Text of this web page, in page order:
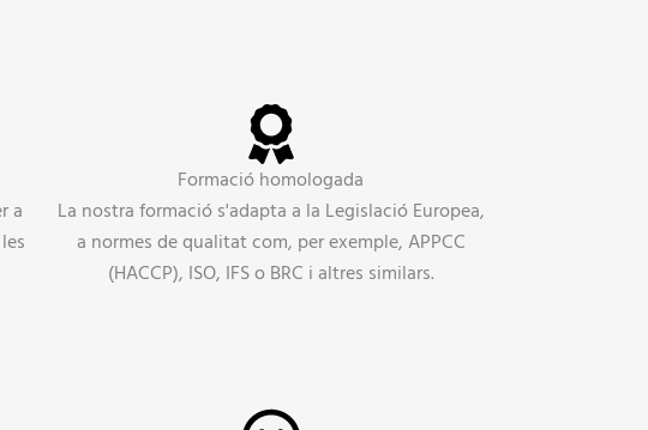
a
Formació homologada
La nostra formació s'adapta a la Legislació Europea,
a normes de qualitat com, per exemple, APPCC
(HACCP), ISO, IFS o BRC i altres similars.